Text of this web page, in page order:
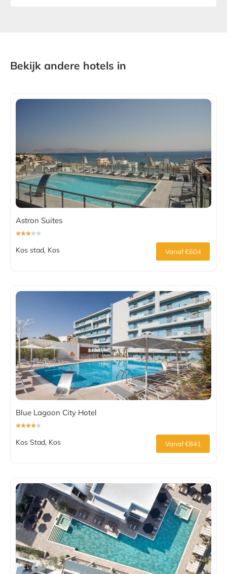
Bekijk andere hotels in
Astron Suites
Kos stad, Kos Vanaf €604
Blue Lagoon City Hotel
Kos Stad, Kos Vanaf €841